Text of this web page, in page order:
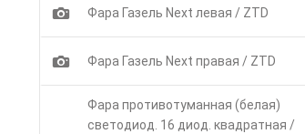
1 Фара Газель Next левая / ZTD
1 Фара Газель Next правая / ZTD
Фара противотуманная (белая)
светодиод. 16 диод. квадратная /